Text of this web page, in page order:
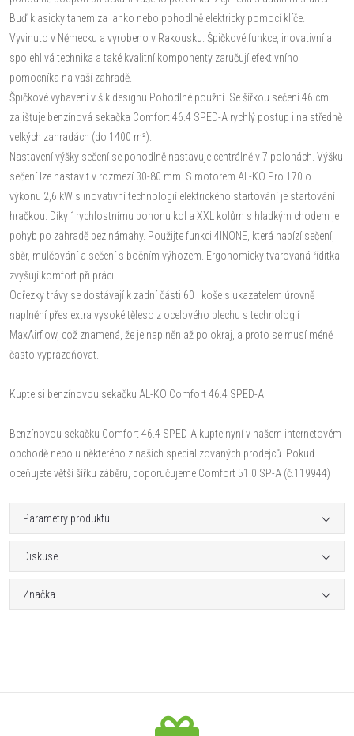
Buď klasicky tahem za lanko nebo pohodlně elektricky pomocí klíče.
Vyvinuto v Německu a vyrobeno v Rakousku. Špičkové funkce, inovativní a
spolehlivá technika a také kvalitní komponenty zaručují efektivního
pomocníka na vaší zahradě.
Špičkové vybavení v šik designu Pohodlné použití. Se šířkou sečení 46 cm
zajišťuje benzínová sekačka Comfort 46.4 SPED-A rychlý postup i na středně
velkých zahradách (do 1400 m²).
Nastavení výšky sečení se pohodlně nastavuje centrálně v 7 polohách. Výšku
sečení lze nastavit v rozmezí 30-80 mm. S motorem AL-KO Pro 170 o
výkonu 2,6 kW s inovativní technologií elektrického startování je startování
hračkou. Díky 1rychlostnímu pohonu kol a XXL kolům s hladkým chodem je
pohyb po zahradě bez námahy. Použijte funkci 4INONE, která nabízí sečení,
sběr, mulčování a sečení s bočním výhozem. Ergonomicky tvarovaná řídítka
zvyšují komfort při práci.
Odřezky trávy se dostávají k zadní části 60 l koše s ukazatelem úrovně
naplnění přes extra vysoké těleso z ocelového plechu s technologií
MaxAirflow, což znamená, že je naplněn až po okraj, a proto se musí méně
často vyprazdňovat.
Kupte si benzínovou sekačku AL-KO Comfort 46.4 SPED-A
Benzínovou sekačku Comfort 46.4 SPED-A kupte nyní v našem internetovém
obchodě nebo u některého z našich specializovaných prodejců. Pokud
oceňujete větší šířku záběru, doporučujeme Comfort 51.0 SP-A (č.119944)
Parametry produktu
Diskuse
Značka